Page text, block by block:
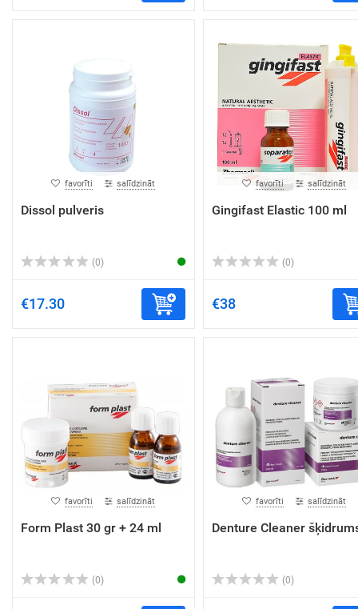
favorīti salīdzināt
Dissol pulveris
(0)
€17.30
favorīti salīdzināt
Gingifast Elastic 100 ml
(0)
€38
favorīti salīdzināt
Form Plast 30 gr + 24 ml
(0)
favorīti salīdzināt
Denture Cleaner
(0)